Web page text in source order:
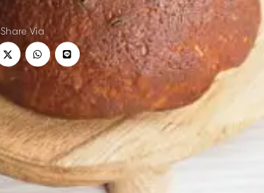
KUE KERING ANEKA KUE
Kue Tart Custom
Kue Tart Lainnya
SEMUA PRODUK BAKERY TENGGILIS
Share Via